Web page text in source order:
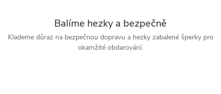
Balíme hezky a bezpečně
Klademe důraz na bezpečnou dopravu a hezky zabalené šperky pro
okamžité obdarování.